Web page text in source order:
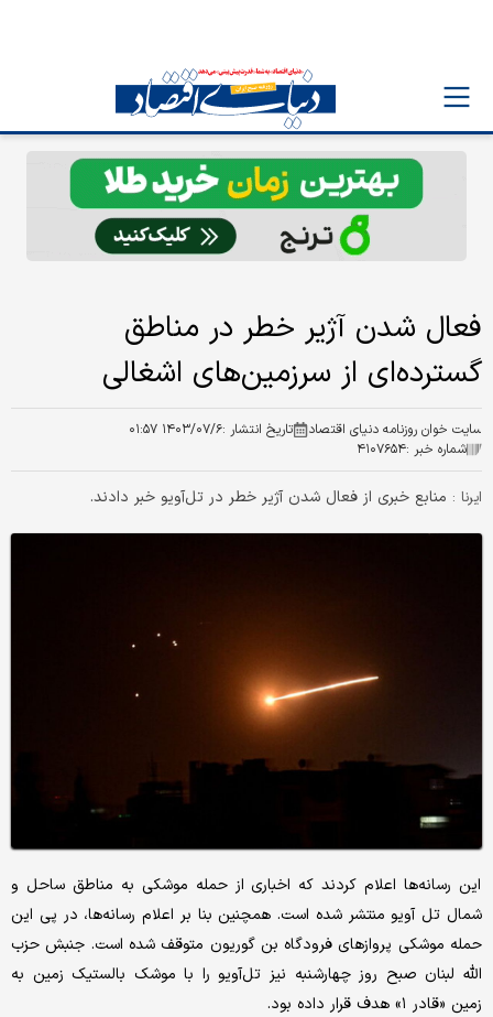
فعال شدن آژیر خطر در مناطق
گسترده‌ای از سرزمین‌های اشغالی
سایت خوان روزنامه دنیای اقتصاد تاریخ انتشار :۱۴۰۳/۰۷/۶ ۰۱:۵۷
شماره خبر :۴۱۰۷۶۵۴
ایرنا : منابع خبری از فعال شدن آژیر خطر در تل‌آویو خبر دادند.
این رسانه‌ها اعلام کردند که اخباری از حمله موشکی به مناطق ساحل و
شمال تل آویو منتشر شده است. همچنین بنا بر اعلام رسانه‌ها، در پی این
حمله موشکی پروازهای فرودگاه بن گوریون متوقف شده است. جنبش حزب
الله لبنان صبح روز چهارشنبه نیز تل‌آویو را با موشک بالستیک زمین به
زمین «قادر ۱» هدف قرار داده بود.